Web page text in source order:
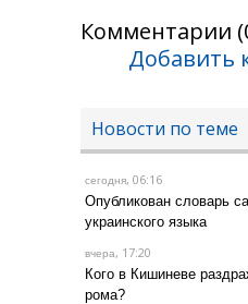
Комментарии
Добавить
Новости по теме
сегодня, 06:16
Опубликован словарь
украинского языка
вчера, 17:20
Кого в Кишиневе
рома?